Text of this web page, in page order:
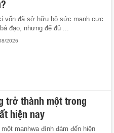
vốn đã sở hữu bộ sức mạnh cực
đạo, nhưng để đủ ...
2026
trở thành một trong
hiện nay
manhwa đình đám đến hiện